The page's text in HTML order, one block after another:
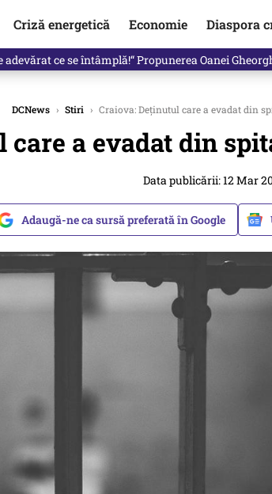
Criză energetică Economie Diaspora
buletin electronic, decizia luată astăzi de Guvern
DCNews › Stiri › Craiova: Deținutul care a evadat din
care a evadat din
Data publicării: 12 Mar
Adaugă-ne ca sursă preferată în Google